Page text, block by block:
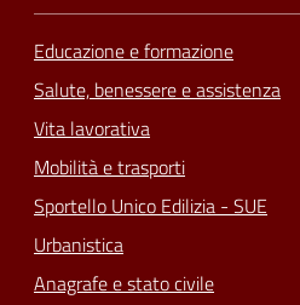
Educazione e formazione
Salute, benessere e assistenza
Vita lavorativa
Mobilità e trasporti
Sportello Unico Edilizia - SUE
Urbanistica
Anagrafe e stato civile